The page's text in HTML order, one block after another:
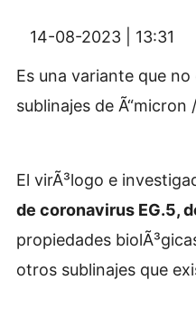
14-08-2023 | 13:31
Es una variante que
sublinajes de Ã“micron
El virÃ³logo e
de coronavirus EG.5,
propiedades
otros sublinajes que